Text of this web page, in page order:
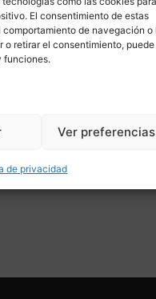
El consentimiento de estas
de navegación o
retirar el consentimiento, puede
funciones.
Ver preferencias
de privacidad